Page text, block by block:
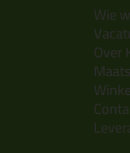
Wie
Over